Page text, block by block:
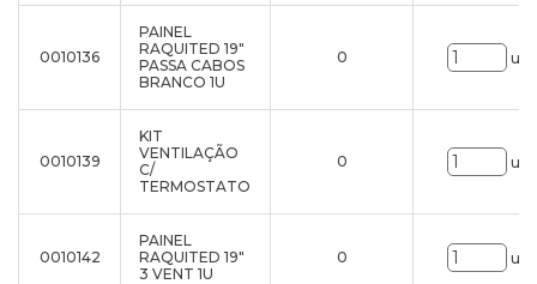
0010136
PAINEL
RAQUITED 19"
PASSA CABOS
BRANCO 1U
0
0010139
KIT
VENTILAÇÃO
C/
TERMOSTATO
0
0010142
PAINEL
RAQUITED 19"
3 VENT 1U
0